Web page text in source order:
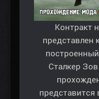
Контракт
представлен
Сталкер